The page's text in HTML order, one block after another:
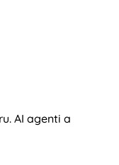
AI agenti a